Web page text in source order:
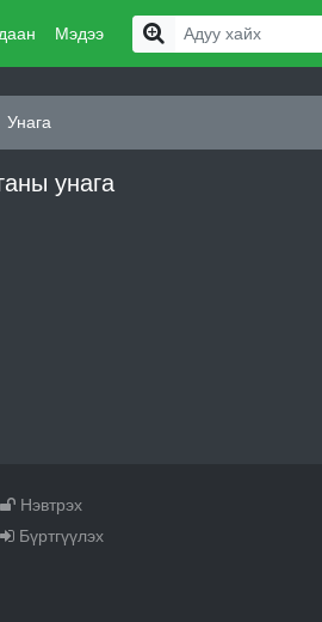
Мэдээ
Унага
унага
Нэвтрэх
Бүртгүүлэх